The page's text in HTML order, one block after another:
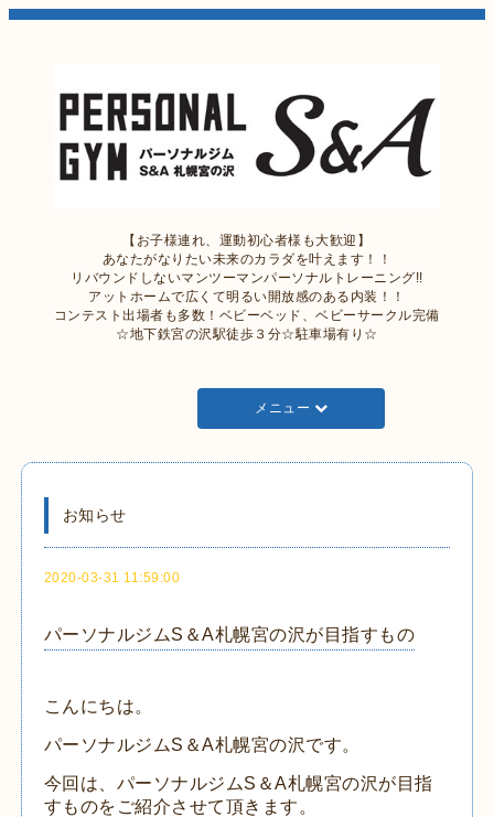
【お子様連れ、運動初心者様も大歓迎】
あなたがなりたい未来のカラダを叶えます！！
リバウンドしないマンツーマンパーソナルトレーニング!!
アットホームで広くて明るい開放感のある内装！！
コンテスト出場者も多数！ベビーベッド、ベビーサークル完備
☆地下鉄宮の沢駅徒歩３分☆駐車場有り☆
メニュー
お知らせ
2020-03-31 11:59:00
パーソナルジムS＆A札幌宮の沢が目指すもの
こんにちは。
パーソナルジムS＆A札幌宮の沢です。
今回は、パーソナルジムS＆A札幌宮の沢が目指
すものをご紹介させて頂きます。